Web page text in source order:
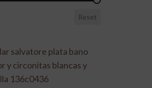
Reset